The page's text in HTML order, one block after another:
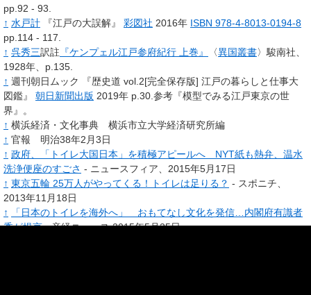
pp.92 - 93.
↑ 水戸計 『江戸の大誤解』 彩図社 2016年 ISBN 978-4-8013-0194-8
pp.114 - 117.
↑ 呉秀三訳註 『ケンプェル江戸参府紀行 上巻』 〈異国叢書〉駿南社、
1928年、p.135.
↑ 週刊朝日ムック 『歴史道 vol.2[完全保存版] 江戸の暮らしと仕事大
図鑑』 朝日新聞出版 2019年 p.30.参考『模型でみる江戸東京の世
界』。
↑ 横浜経済・文化事典 横浜市立大学経済研究所編
↑ 官報 明治38年2月3日
↑ 政府、「トイレ大国日本」を積極アピールへ NYT紙も熱弁、温水
洗浄便座のすごさ - ニュースフィア、2015年5月17日
↑ 東京五輪 25万人がやってくる！トイレは足りる？ - スポニチ、
2013年11月18日
↑
「日本のトイレを海外へ」 おもてなし文化を発信…内閣府有識者
委が提言- 産経ニュース 2015年5月25日